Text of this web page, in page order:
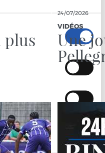
plus
24/07/2026
VIDÉOS
Une